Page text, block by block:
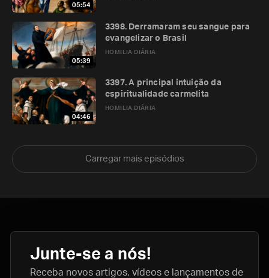
05:54
05:39
HOMILIA DIÁRIA
3398. Derramaram seu sangue para
evangelizar o Brasil
04:46
HOMILIA DIÁRIA
3397. A principal intuição da
espiritualidade carmelita
Carregar mais episódios
Junte-se a nós!
Receba novos artigos, vídeos e lançamentos de